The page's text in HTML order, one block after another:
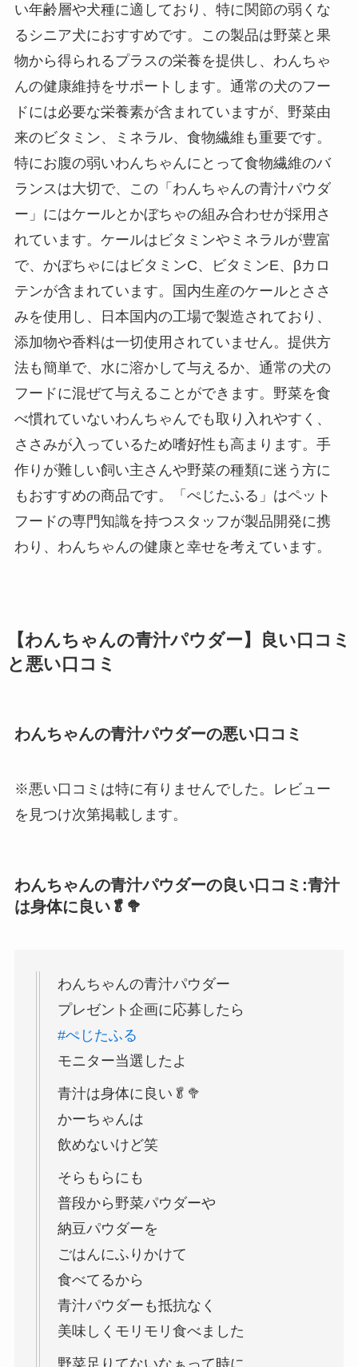
い年齢層や犬種に適しており、特に関節の弱くな
るシニア犬におすすめです。この製品は野菜と果
物から得られるプラスの栄養を提供し、わんちゃ
んの健康維持をサポートします。通常の犬のフー
ドには必要な栄養素が含まれていますが、野菜由
来のビタミン、ミネラル、食物繊維も重要です。
特にお腹の弱いわんちゃんにとって食物繊維のバ
ランスは大切で、この「わんちゃんの青汁パウダ
ー」にはケールとかぼちゃの組み合わせが採用さ
れています。ケールはビタミンやミネラルが豊富
で、かぼちゃにはビタミンC、ビタミンE、βカロ
テンが含まれています。国内生産のケールとささ
みを使用し、日本国内の工場で製造されており、
添加物や香料は一切使用されていません。提供方
法も簡単で、水に溶かして与えるか、通常の犬の
フードに混ぜて与えることができます。野菜を食
べ慣れていないわんちゃんでも取り入れやすく、
ささみが入っているため嗜好性も高まります。手
作りが難しい飼い主さんや野菜の種類に迷う方に
もおすすめの商品です。「ぺじたふる」はペット
フードの専門知識を持つスタッフが製品開発に携
わり、わんちゃんの健康と幸せを考えています。
【わんちゃんの青汁パウダー】良い口コミ
と悪い口コミ
わんちゃんの青汁パウダーの悪い口コミ
※悪い口コミは特に有りませんでした。レビュー
を見つけ次第掲載します。
わんちゃんの青汁パウダーの良い口コミ:青汁
は身体に良い🥬🥦
わんちゃんの青汁パウダー
プレゼント企画に応募したら
#ぺじたふる
モニター当選したよ
青汁は身体に良い🥬🥦
かーちゃんは
飲めないけど笑
そらもらにも
普段から野菜パウダーや
納豆パウダーを
ごはんにふりかけて
食べてるから
青汁パウダーも抵抗なく
美味しくモリモリ食べました
野菜足りてないなぁって時に